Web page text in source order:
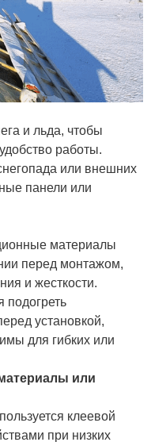
и льда, чтобы
работы.
или внешних
панели или
материалы
перед монтажом,
и жесткости.
подогреть
установкой,
для гибких или
или
клеевой
при низких